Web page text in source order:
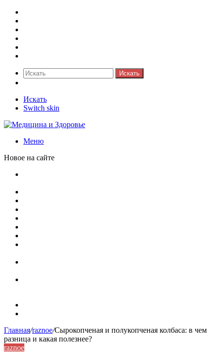
Искать
Искать
Switch skin
Меню
Новое на сайте
Главная/raznoe/Сырокопченая и полукопченая колбаса: в чем
разница и какая полезнее?
raznoe